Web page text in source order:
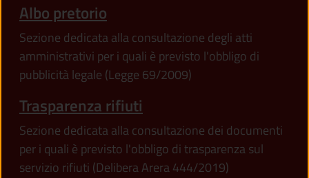
Albo pretorio
Sezione dedicata alla consultazione degli atti
amministrativi per i quali è previsto l'obbligo di
pubblicità legale (Legge 69/2009)
Trasparenza rifiuti
Sezione dedicata alla consultazione dei documenti
per i quali è previsto l'obbligo di trasparenza sul
servizio rifiuti (Delibera Arera 444/2019)